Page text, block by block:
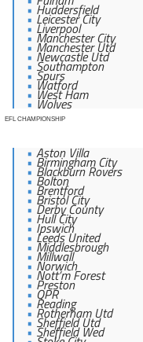
Huddersfield
Leicester City
Liverpool
Manchester City
Manchester Utd
Newcastle Utd
Southampton
Spurs
Watford
West Ham
Wolves
EFL CHAMPIONSHIP
Aston Villa
Birmingham City
Blackburn Rovers
Bolton
Brentford
Bristol City
Derby County
Hull City
Ipswich
Leeds United
Middlesbrough
Millwall
Norwich
Nott’m Forest
Preston
QPR
Reading
Rotherham Utd
Sheffield Utd
Sheffield Wed